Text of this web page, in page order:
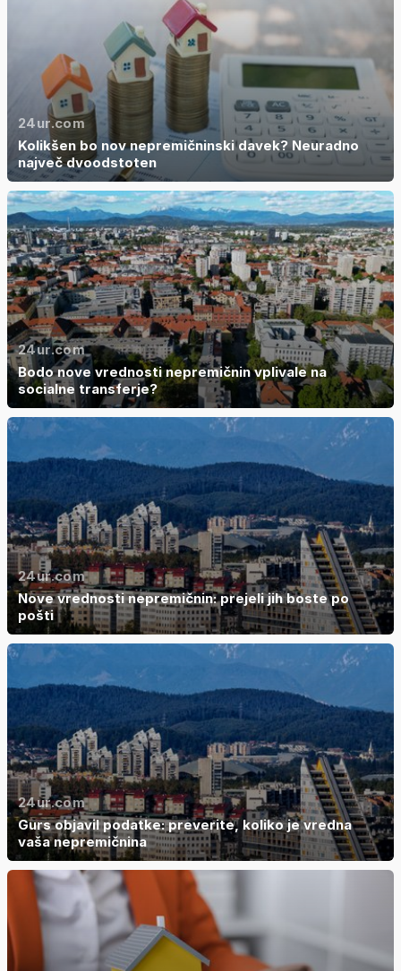
24ur.com
Kolikšen bo nov nepremičninski davek? Neuradno
največ dvoodstoten
24ur.com
Bodo nove vrednosti nepremičnin vplivale na
socialne transferje?
24ur.com
Nove vrednosti nepremičnin: prejeli jih boste po
pošti
24ur.com
Gurs objavil podatke: preverite, koliko je vredna
vaša nepremičnina